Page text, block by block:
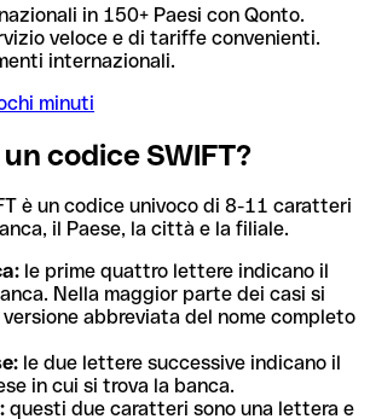
in 150+ Paesi con Qonto.
veloce e di tariffe convenienti.
internazionali.
minuti
codice SWIFT?
è un codice univoco di 8-11 caratteri
il Paese, la città e la filiale.
le prime quattro lettere indicano il
Nella maggior parte dei casi si
abbreviata del nome completo
le due lettere successive indicano il
in cui si trova la banca.
questi due caratteri sono una lettera e